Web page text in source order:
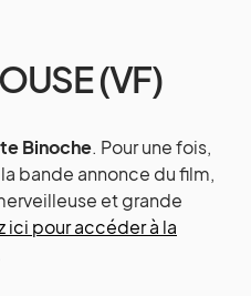
(VF)
Binoche. Pour une fois,
bande annonce du film,
et grande
ici pour accéder à la